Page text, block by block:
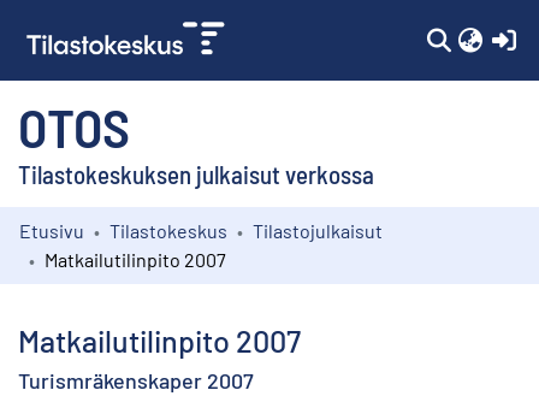
OTOS
Tilastokeskuksen julkaisut verkossa
Kokoelmat
Etusivu Tilastokeskus
Tilastojulkaisut
Matkailutilinpito 2007
Matkailutilinpito 2007
Turismräkenskaper 2007